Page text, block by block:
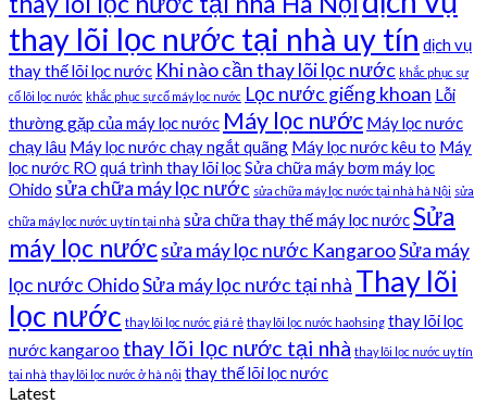
thay lõi lọc nước tại nhà uy tín dịch vụ
thay thế lõi lọc nước Khi nào cần thay lõi lọc nước khắc phục sự
cố lõi lọc nước khắc phục sự cố máy lọc nước Lọc nước giếng khoan Lỗi
thường gặp của máy lọc nước Máy lọc nước Máy lọc nước
chạy lâu Máy lọc nước chạy ngắt quãng Máy lọc nước kêu to Máy
lọc nước RO quá trình thay lõi lọcSửa chữa máy bơm máy lọc
Ohido sửa chữa máy lọc nước sửa chữa máy lọc nước tại nhà hà Nội sửa
chữa máy lọc nước uy tín tại nhà sửa chữa thay thế máy lọc nướcSửa
máy lọc nướcsửa máy lọc nước KangarooSửa máy
lọc nước OhidoSửa máy lọc nước tại nhà Thay lõi
lọc nước thay lõi lọc nước giá rẻ thay lõi lọc nước haohsing thay lõi lọc
nước kangaroo thay lõi lọc nước tại nhà thay lõi lọc nước uy tín
tại nhà thay lõi lọc nước ở hà nội thay thế lõi lọc nước
Latest